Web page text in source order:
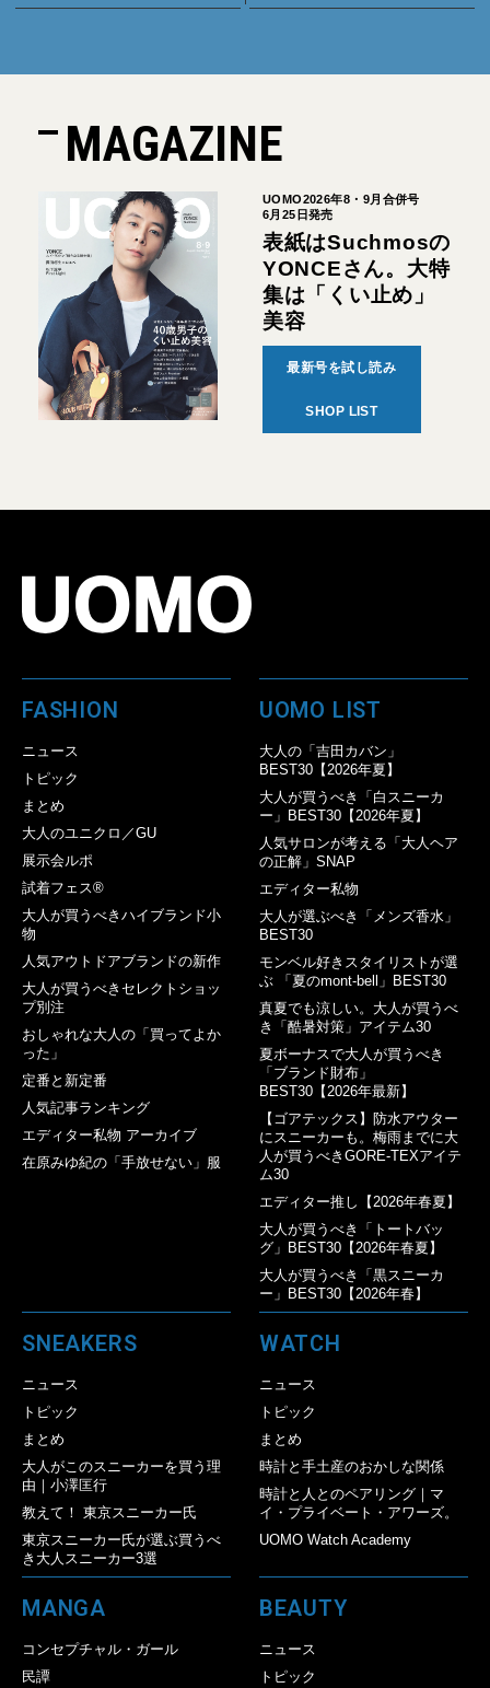
MAGAZINE
UOMO2026年8・9月合併号
6月25日発売
表紙はSuchmosの
YONCEさん。大特
集は「くい止め」
美容
最新号を試し読み
SHOP LIST
FASHION
ニュース
トピック
まとめ
大人のユニクロ／GU
展示会ルポ
試着フェス®︎
大人が買うべきハイブランド小
物
人気アウトドアブランドの新作
大人が買うべきセレクトショッ
プ別注
おしゃれな大人の「買ってよか
った」
定番と新定番
人気記事ランキング
エディター私物 アーカイブ
在原みゆ紀の「手放せない」服
UOMO LIST
大人の「吉田カバン」
BEST30【2026年夏】
大人が買うべき「白スニーカ
ー」BEST30【2026年夏】
人気サロンが考える「大人ヘア
の正解」SNAP
エディター私物
大人が選ぶべき「メンズ香水」
BEST30
モンベル好きスタイリストが選
ぶ 「夏のmont-bell」BEST30
真夏でも涼しい。大人が買うべ
き「酷暑対策」アイテム30
夏ボーナスで大人が買うべき
「ブランド財布」
BEST30【2026年最新】
【ゴアテックス】防水アウター
にスニーカーも。梅雨までに大
人が買うべきGORE-TEXアイテ
ム30
エディター推し【2026年春夏】
大人が買うべき「トートバッ
グ」BEST30【2026年春夏】
大人が買うべき「黒スニーカ
ー」BEST30【2026年春】
SNEAKERS
ニュース
トピック
まとめ
大人がこのスニーカーを買う理
由｜小澤匡行
教えて！ 東京スニーカー氏
東京スニーカー氏が選ぶ買うべ
き大人スニーカー3選
WATCH
ニュース
トピック
まとめ
時計と手土産のおかしな関係
時計と人とのペアリング｜マ
イ・プライベート・アワーズ。
UOMO Watch Academy
MANGA
コンセプチャル・ガール
民譚
BEAUTY
ニュース
トピック